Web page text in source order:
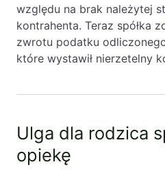
względu na brak należytej
kontrahenta. Teraz spółka
zwrotu podatku
które wystawił nierzetelny
Ulga dla rodzica
opiekę